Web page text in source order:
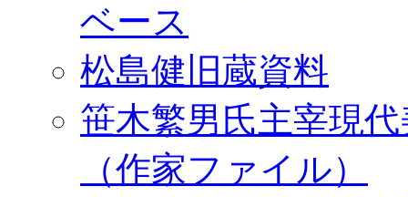
ベース
松島健旧蔵資料
笹木繁男氏主宰現
（作家ファイル）